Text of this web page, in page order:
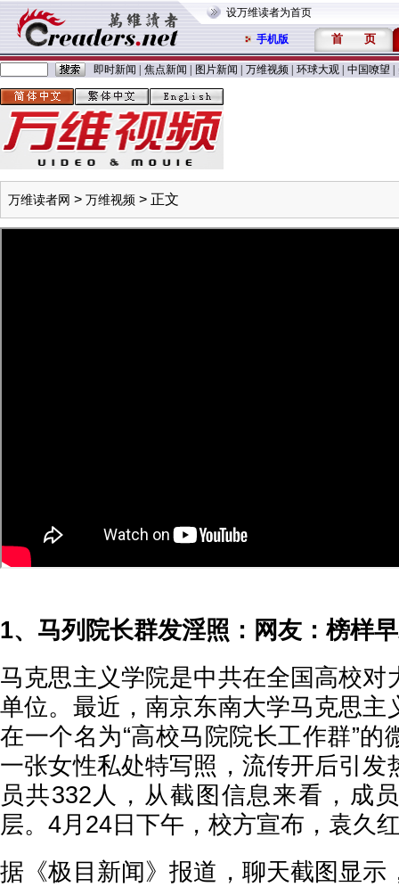
设万维读者为首页
手机版 首 页
即时新闻 焦点新闻 图片新闻 万维视频 环球大观 中国嘹望
万维读者网 > 万维视频 > 正文
1、马列院长群发淫照：网友：榜样
马克思主义学院是中共在全国高校对
单位。最近，南京东南大学马克思主
在一个名为“高校马院院长工作群”的
一张女性私处特写照，流传开后引发
员共332人，从截图信息来看，成
层。4月24日下午，校方宣布，袁久
据《极目新闻》报道，聊天截图显示